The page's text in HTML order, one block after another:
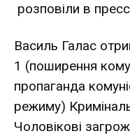
розповіли в
Василь Галас
1 (поширення
пропаганда
режиму)
Чоловікові